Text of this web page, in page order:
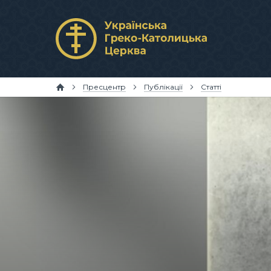
Пресцентр Публікації Статті